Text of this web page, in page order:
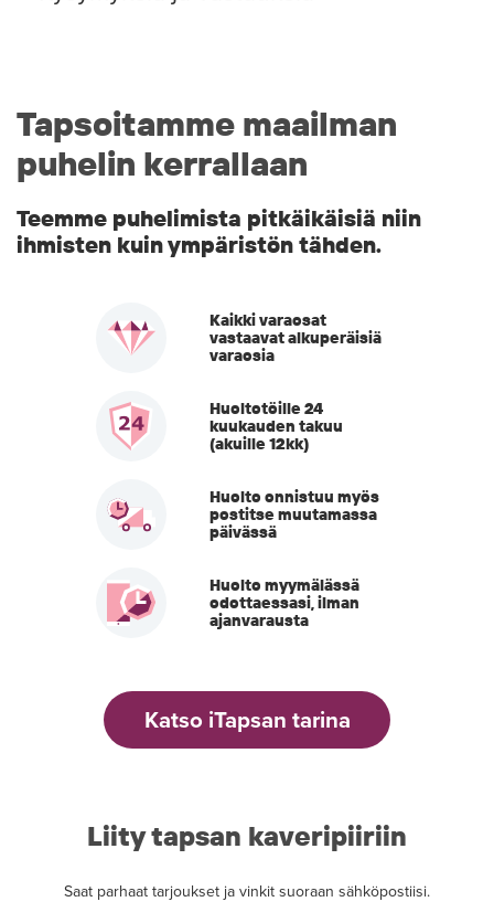
Tapsoitamme maailman
puhelin kerrallaan
Teemme puhelimista pitkäikäisiä niin
ihmisten kuin ympäristön tähden.
Kaikki varaosat
vastaavat alkuperäisiä
varaosia
Huoltotöille 24
kuukauden takuu
(akuille 12kk)
Huolto onnistuu myös
postitse muutamassa
päivässä
Huolto myymälässä
odottaessasi, ilman
ajanvarausta
Katso iTapsan tarina
Liity tapsan kaveripiiriin
Saat parhaat tarjoukset ja vinkit suoraan sähköpostiisi.